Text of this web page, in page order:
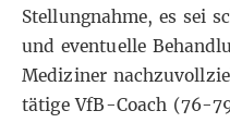
Stellungnahme, es sei
und eventuelle
Mediziner
tätige VfB-Coach (76-